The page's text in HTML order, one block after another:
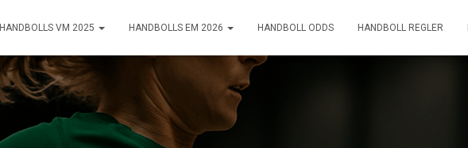
HANDBOLLS VM 2025 HANDBOLLS EM 2026 HANDBOLL ODDS HANDBOLL REGLER